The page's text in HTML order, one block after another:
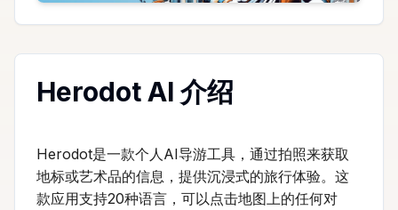
Herodot AI 介绍
Herodot是一款个人AI导游工具，通过拍照来获取
地标或艺术品的信息，提供沉浸式的旅行体验。这
款应用支持20种语言，可以点击地图上的任何对